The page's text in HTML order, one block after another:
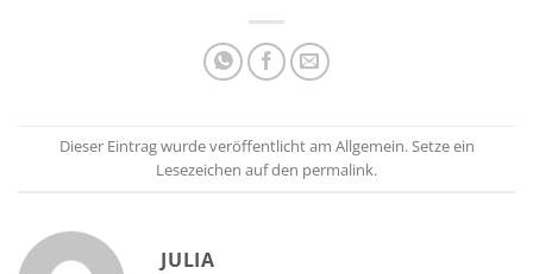
Dieser Eintrag wurde veröffentlicht am Allgemein. Setze ein
Lesezeichen auf den permalink.
JULIA